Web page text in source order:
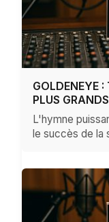
GOLDENEYE :
PLUS
L'hymne
le succès de la